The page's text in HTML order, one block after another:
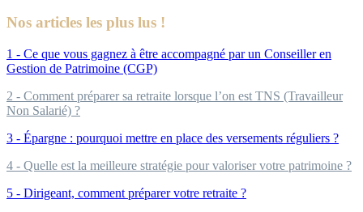
Nos articles les plus lus !
1 - Ce que vous gagnez à être accompagné par un Conseiller en
Gestion de Patrimoine (CGP)
2 - Comment préparer sa retraite lorsque l’on est TNS (Travailleur
Non Salarié) ?
3 - Épargne : pourquoi mettre en place des versements réguliers ?
4 - Quelle est la meilleure stratégie pour valoriser votre patrimoine ?
5 - Dirigeant, comment préparer votre retraite ?